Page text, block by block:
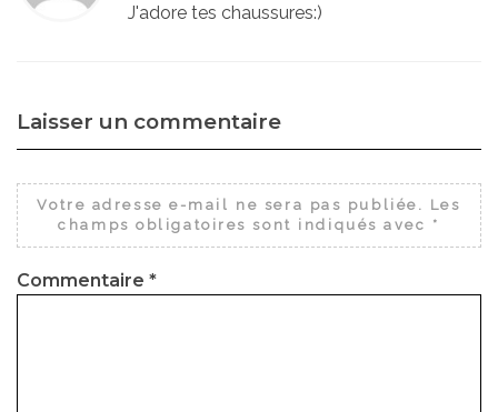
J'adore tes chaussures:)
Laisser un commentaire
Votre adresse e-mail ne sera pas publiée.
Les
champs obligatoires sont indiqués avec *
Commentaire *